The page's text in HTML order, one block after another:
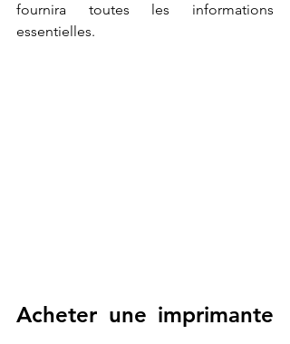
fournira toutes les informations
essentielles.
Acheter une imprimante